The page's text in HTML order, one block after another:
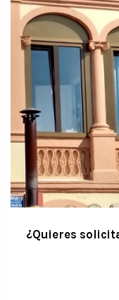
¿Quieres